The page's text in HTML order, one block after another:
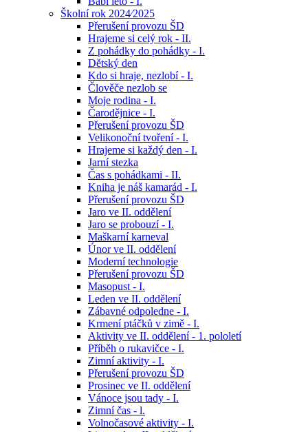
Školní rok 2024⁄2025
Přerušení provozu ŠD
Hrajeme si celý rok - II.
Z pohádky do pohádky - I.
Dětský den
Kdo si hraje, nezlobí - I.
Člověče nezlob se
Moje rodina - I.
Čarodějnice - I.
Přerušení provozu ŠD
Velikonoční tvoření - I.
Hrajeme si každý den - I.
Jarní stezka
Čas s pohádkami - II.
Kniha je náš kamarád - I.
Přerušení provozu ŠD
Jaro ve II. oddělení
Jaro se probouzí - I.
Maškarní karneval
Únor ve II. oddělení
Moderní technologie
Přerušení provozu ŠD
Masopust - I.
Leden ve II. oddělení
Zábavné odpoledne - I.
Krmení ptáčků v zimě - I.
Aktivity ve II. oddělení - 1. pololetí
Příběh o rukavičce - I.
Zimní aktivity - I.
Přerušení provozu ŠD
Prosinec ve II. oddělení
Vánoce jsou tady - I.
Zimní čas - l.
Volnočasové aktivity - I.